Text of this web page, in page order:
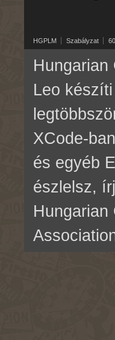
HGPLM Szabályzat
Hungarian
Leo
XCode-
és egyéb
észlelsz,
Hungarian